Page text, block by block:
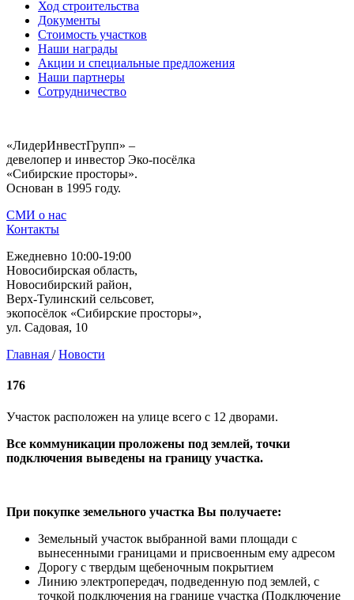
Ход строительства
Документы
Стоимость участков
Наши награды
Акции и специальные предложения
Наши партнеры
Сотрудничество
«ЛидерИнвестГрупп» –
девелопер и инвестор Эко-посёлка
«Сибирские просторы».
Основан в 1995 году.
СМИ о нас
Контакты
Ежедневно 10:00-19:00
Новосибирская область,
Новосибирский район,
Верх-Тулинский сельсовет,
экопосёлок «Сибирские просторы»,
ул. Садовая, 10
Главная / Новости
176
Участок расположен на улице всего с 12 дворами.
Все коммуникации проложены под землей, точки
подключения выведены на границу участка.
При покупке земельного участка Вы получаете:
Земельный участок выбранной вами площади с
вынесенными границами и присвоенным ему адресом
Дорогу с твердым щебеночным покрытием
Линию электропередач, подведенную под землей, с
точкой подключения на границе участка (Подключение